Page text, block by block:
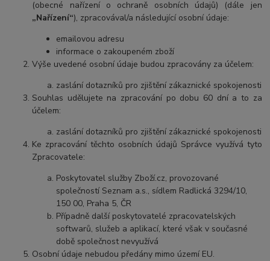
(obecné nařízení o ochraně osobních údajů) (dále jen
„Nařízení“), zpracovával/a následující osobní údaje:
emailovou adresu
informace o zakoupeném zboží
Výše uvedené osobní údaje budou zpracovány za účelem:
zaslání dotazníků pro zjištění zákaznické spokojenosti
Souhlas udělujete na zpracování po dobu 60 dní a to za
účelem:
zaslání dotazníků pro zjištění zákaznické spokojenosti
Ke zpracování těchto osobních údajů Správce využívá tyto
Zpracovatele:
Poskytovatel služby Zboží.cz, provozované
společností Seznam a.s., sídlem Radlická 3294/10,
150 00, Praha 5, ČR
Případně další poskytovatelé zpracovatelských
softwarů, služeb a aplikací, které však v současné
době společnost nevyužívá
Osobní údaje nebudou předány mimo území EU.